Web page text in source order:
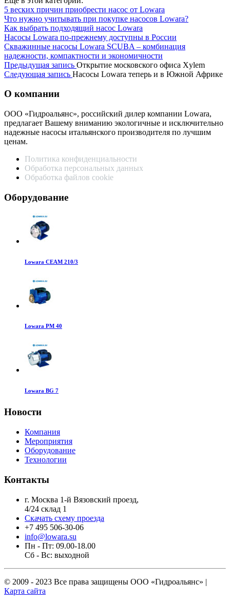
5 веских причин приобрести насос от Lowara
Что нужно учитывать при покупке насосов Lowara?
Как выбрать подходящий насос Lowara
Насосы Lowara по-прежнему доступны в России
Скважинные насосы Lowara SCUBA – комбинация
надежности, компактности и экономичности
Предыдущая запись Открытие московского офиса Xylem
Следующая запись Насосы Lowara теперь и в Южной Африке
О компании
ООО «Гидроальянс», российский дилер компании Lowara,
предлагает Вашему вниманию экологичные и исключительно
надежные насосы итальянского производителя по лучшим
ценам.
Политика конфиденциальности
Обработка персональных данных
Обработка файлов cookie
Оборудование
Lowara CEAM 210/3
Lowara PM 40
Lowara BG 7
Новости
Компания
Мероприятия
Оборудование
Технологии
Контакты
г. Москва 1-й Вязовский проезд,
4/24 склад 1
Скачать схему проезда
+7 495 506-30-06
info@lowara.su
Пн - Пт: 09.00-18.00
Сб - Вс: выходной
© 2009 - 2023 Все права защищены ООО «Гидроальянс» |
Карта сайта